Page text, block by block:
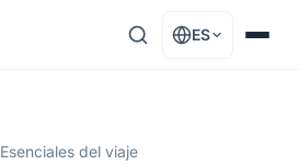
ES
Esenciales del viaje